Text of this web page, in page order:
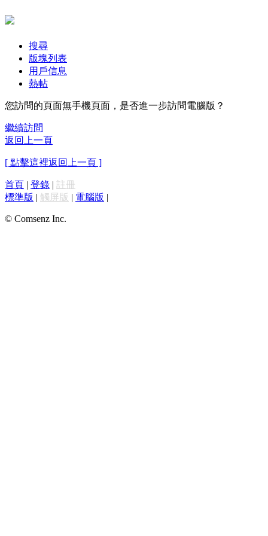
搜尋
版塊列表
用戶信息
熱帖
您訪問的頁面無手機頁面，是否進一步訪問電腦版？
繼續訪問
返回上一頁
[ 點擊這裡返回上一頁 ]
首頁 | 登錄 | 註冊
標準版 | 觸屏版 | 電腦版 |
© Comsenz Inc.